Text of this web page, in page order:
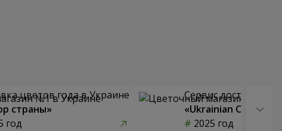
цветов года в Украине
страны»
год
Сервис доставки
«Ukrainian Choice»
2025 год